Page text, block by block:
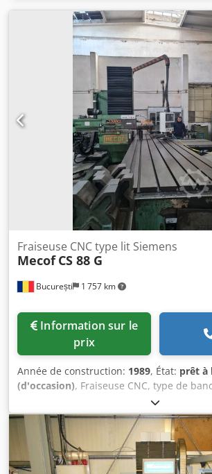
București 1 757 km
Fraiseuse CNC type lit Siemens
Mecof CS 88 G
prix
Année de construction: 1989, État: prêt à
(d'occasion), Fraiseuse CNC, type de
Table : 6000 x 1060 mm Dkedpoh H Nd
6000 mm Course Y : 2000 mm Course Z :
Commande : Siemens 828 DSL